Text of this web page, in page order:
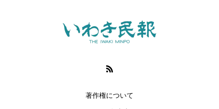
著作権について